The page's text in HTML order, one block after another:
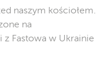
naszym kościołem.
na
Fastowa w Ukrainie